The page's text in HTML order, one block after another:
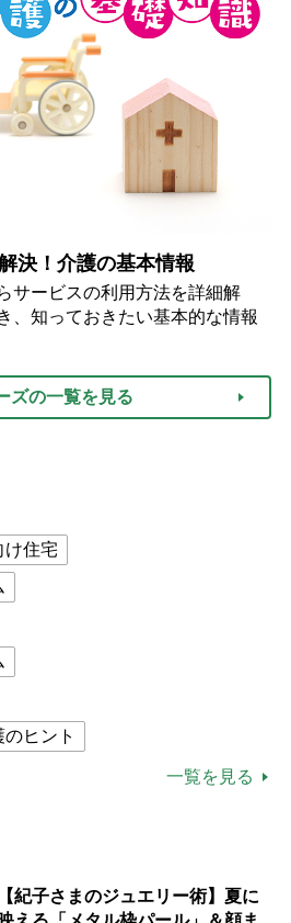
決！介護の基本情報
サービスの利用方法を詳細解
、知っておきたい基本的な情報
ズの一覧を見る
け住宅
ヒント
イバル術
一覧を見る
【紀子さまのジュエリー術】夏に